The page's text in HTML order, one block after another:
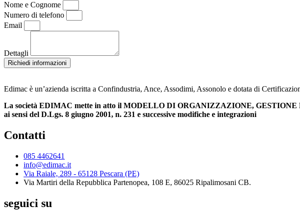
Nome e Cognome
Numero di telefono
Email
Dettagli
Richiedi informazioni
Edimac è un’azienda iscritta a Confindustria, Ance, Assodimi, Assonolo e dotata di
La società EDIMAC mette in atto il MODELLO DI ORGANIZZAZIONE,
ai sensi del D.Lgs. 8 giugno 2001, n. 231 e successive modifiche e integrazioni
Contatti
085 4462641
info@edimac.it
Via Raiale, 289 - 65128 Pescara (PE)
Via Martiri della Repubblica Partenopea, 108 E, 86025 Ripalimosani CB.
seguici su